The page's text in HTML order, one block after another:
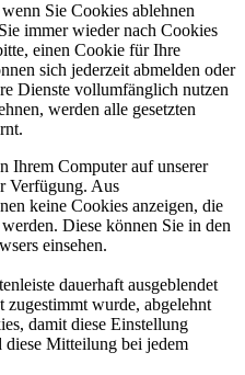
Sie Cookies ablehnen
immer wieder nach Cookies
einen Cookie für Ihre
sich jederzeit abmelden oder
Dienste vollumfänglich nutzen
werden alle gesetzten
Ihrem Computer auf unserer
Verfügung. Aus
keine Cookies anzeigen, die
Diese können Sie in den
einsehen.
dauerhaft ausgeblendet
wurde, abgelehnt
damit diese Einstellung
Mitteilung bei jedem